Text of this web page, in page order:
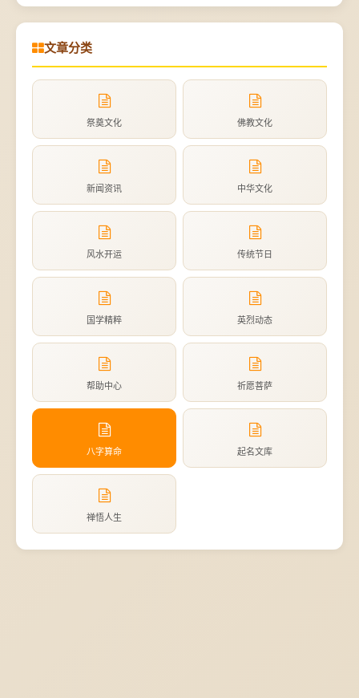
文章分类
祭奠文化 佛教文化
新闻资讯 中华文化
风水开运 传统节日
国学精粹 英烈动态
帮助中心 祈愿菩萨
八字算命 起名文库
禅悟人生